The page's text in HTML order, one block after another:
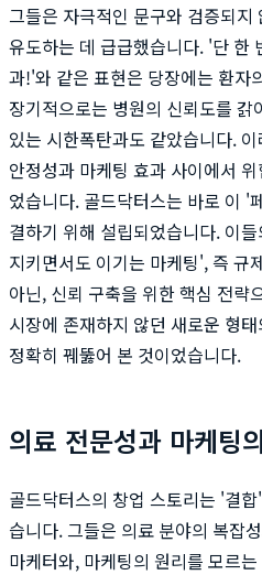
그들은 자극적인 문구와 검증되
유도하는 데 급급했습니다. '단 한
과!'와 같은 표현은 당장에는 환자
장기적으로는 병원의 신뢰도를
있는 시한폭탄과도 같았습니다.
안정성과 마케팅 효과 사이에서
었습니다. 골드닥터스는 바로 이
결하기 위해 설립되었습니다. 이
지키면서도 이기는 마케팅', 즉 규
아닌, 신뢰 구축을 위한 핵심 전략
시장에 존재하지 않던 새로운 형
정확히 꿰뚫어 본 것이었습니다.
의료 전문성과 마케팅
골드닥터스의 창업 스토리는 '결
습니다. 그들은 의료 분야의 복잡
마케터와, 마케팅의 원리를 모르